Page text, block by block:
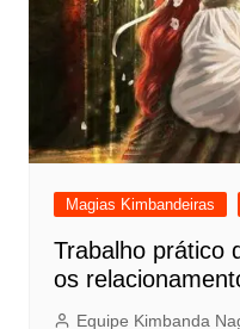
Magias Kimbandeiras
Trabalho prático
os
Equipe Kimbanda